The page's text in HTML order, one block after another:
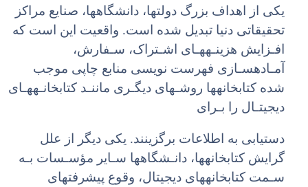
یکی از اهداف بزرگ دولتها، دانشگاهها، صنایع مراکز
تحقیقاتی دنیا تبدیل شده است. واقعیت این است که
افـزایش هزینـههـای اشـتراک، سـفارش،
آمـادهسـازی فهرست نویسی منابع چاپی موجب
شده کتابخانهها روشـهای دیگـری ماننـد کتابخانـههـای
دیجیتـال را بـرای
دستیابی به اطلاعات برگزینند. یکی دیگر از علل
گرایش کتابخانهها، دانـشگاهها سـایر مؤسـسات بـه
سـمت کتابخانههای دیجیتال، وقوع پیشرفتهای